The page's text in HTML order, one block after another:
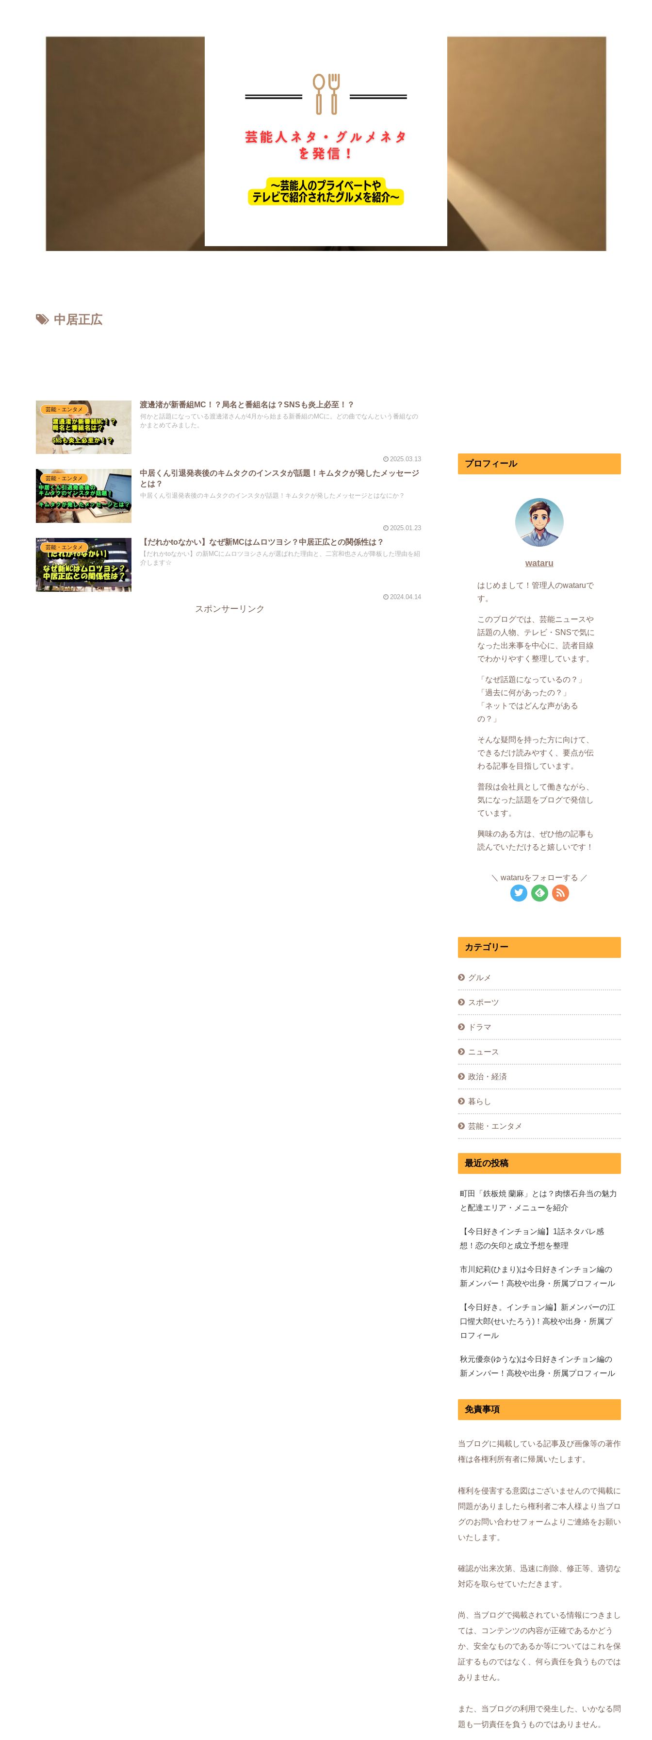
中居正広
芸能・エンタメ
渡邊渚が新番組MC！？局名と番組名は？SNSも炎上必至！？
何かと話題になっている渡邊渚さんが4月から始まる新番組のMCに。どの曲でなんという番組なの
かまとめてみました。
2025.03.13
芸能・エンタメ
中居くん引退発表後のキムタクのインスタが話題！キムタクが発したメッセージ
とは？
中居くん引退発表後のキムタクのインスタが話題！キムタクが発したメッセージとはなにか？
2025.01.23
芸能・エンタメ
【だれかtoなかい】なぜ新MCはムロツヨシ？中居正広との関係性は？
【だれかtoなかい】の新MCにムロツヨシさんが選ばれた理由と、二宮和也さんが降板した理由を紹
介します☆
2024.04.14
スポンサーリンク
プロフィール
wataru
はじめまして！管理人のwataruで
す。
このブログでは、芸能ニュースや
話題の人物、テレビ・SNSで気に
なった出来事を中心に、読者目線
でわかりやすく整理しています。
「なぜ話題になっているの？」
「過去に何があったの？」
「ネットではどんな声がある
の？」
そんな疑問を持った方に向けて、
できるだけ読みやすく、要点が伝
わる記事を目指しています。
普段は会社員として働きながら、
気になった話題をブログで発信し
ています。
興味のある方は、ぜひ他の記事も
読んでいただけると嬉しいです！
wataruをフォローする
カテゴリー
グルメ
スポーツ
ドラマ
ニュース
政治・経済
暮らし
芸能・エンタメ
最近の投稿
町田「鉄板焼 蘭麻」とは？肉懐石弁当の魅力
と配達エリア・メニューを紹介
【今日好きインチョン編】1話ネタバレ感
想！恋の矢印と成立予想を整理
市川妃莉(ひまり)は今日好きインチョン編の
新メンバー！高校や出身・所属プロフィール
【今日好き。インチョン編】新メンバーの江
口惺大郎(せいたろう)！高校や出身・所属プ
ロフィール
秋元優奈(ゆうな)は今日好きインチョン編の
新メンバー！高校や出身・所属プロフィール
免責事項
当ブログに掲載している記事及び画像等の著作
権は各権利所有者に帰属いたします。
権利を侵害する意図はございませんので掲載に
問題がありましたら権利者ご本人様より当ブロ
グのお問い合わせフォームよりご連絡をお願い
いたします。
確認が出来次第、迅速に削除、修正等、適切な
対応を取らせていただきます。
尚、当ブログで掲載されている情報につきまし
ては、コンテンツの内容が正確であるかどう
か、安全なものであるか等についてはこれを保
証するものではなく、何ら責任を負うものでは
ありません。
また、当ブログの利用で発生した、いかなる問
題も一切責任を負うものではありません。